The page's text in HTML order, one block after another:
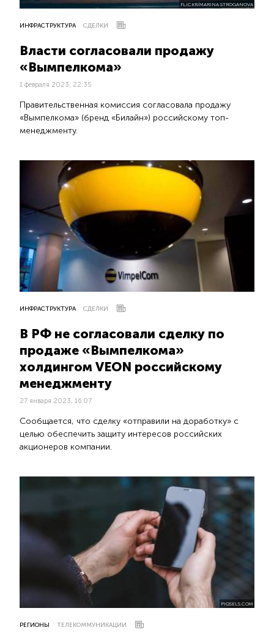
FLICKR/MARINA STROGANOVA
ИНФРАСТРУКТУРА СДЕЛКИ
Власти согласовали продажу
«Вымпелкома»
1 февраля 2023, 22:35
Правительственная комиссия согласовала продажу
«Вымпелкома» (бренд «Билайн») российскому топ-
менеджменту.
ИНФРАСТРУКТУРА СДЕЛКИ
В РФ не согласовали сделку по
продаже «Вымпелкома»
холдингом VEON российскому
менеджменту
27 января 2023, 16:07
Сообщается, что сделку «отправили на доработку» с
целью обеспечить защиту интересов российских
акционеров компании.
PIQSELS.COM
РЕГИОНЫ ТЕЛЕКОММУНИКАЦИИ